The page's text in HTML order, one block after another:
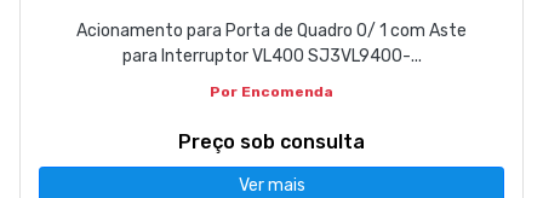
Acionamento para Porta de Quadro 0/ 1 com Aste
para Interruptor VL400 SJ3VL9400-...
Por Encomenda
Preço sob consulta
Ver mais